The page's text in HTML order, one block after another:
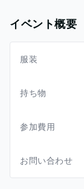
イベント概要
服装
持ち物
参加費用
お問い合わせ